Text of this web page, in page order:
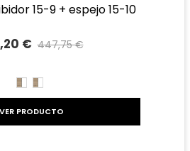
15-9 + espejo 15-10
€ 447,75 €
CAMBRIAN/BLANCO
BLANCO/CAMBRIAN
VER PRODUCTO